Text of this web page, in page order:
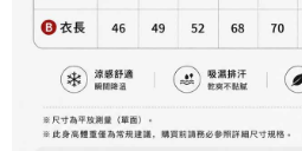
https://aftee.tw/terms/#terms3
３．未成年的使用者請事先徵得法定代理
「AFTEE先享後付」，若未經同意申辦者
４．使用「AFTEE先享後付」時，將依據
時審查核予不同之上限額度；若仍有額度